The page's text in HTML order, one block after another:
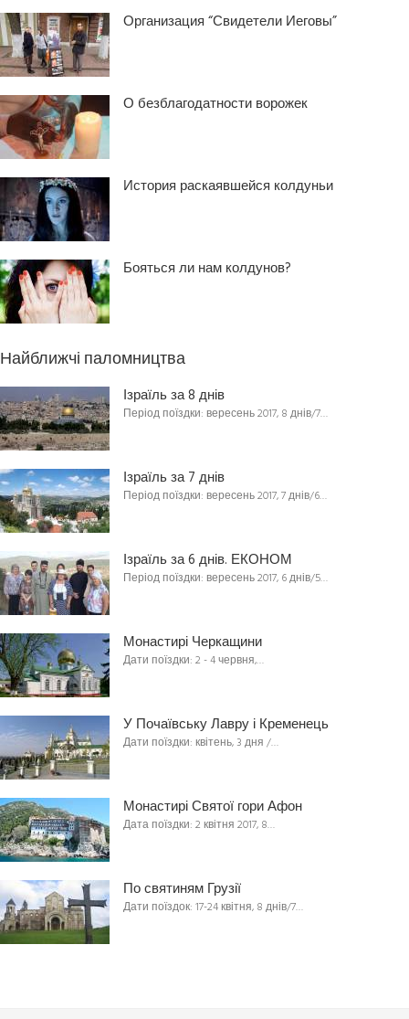
Организация “Свидетели Иеговы”
О безблагодатности ворожек
История раскаявшейся колдуньи
Бояться ли нам колдунов?
Найближчі паломництва
Ізраїль за 8 днів
Період поїздки: вересень 2017, 8 днів/7…
Ізраїль за 7 днів
Період поїздки: вересень 2017, 7 днів/6…
Ізраїль за 6 днів. ЕКОНОМ
Період поїздки: вересень 2017, 6 днів/5…
Монастирі Черкащини
Дати поїздки: 2 - 4 червня,…
У Почаївську Лавру і Кременець
Дати поїздки: квітень, 3 дня /…
Монастирі Святої гори Афон
Дата поїздки: 2 квітня 2017, 8…
По святиням Грузії
Дати поїздок: 17-24 квітня, 8 днів/7…